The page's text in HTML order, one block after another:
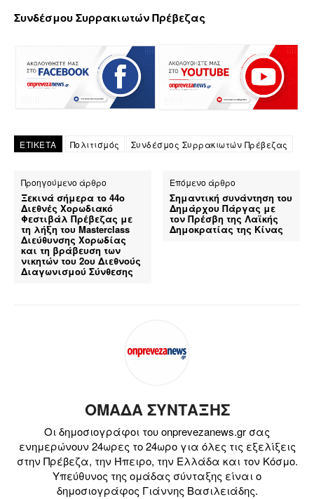
Συνδέσμου Συρρακιωτών Πρέβεζας
ΕΤΙΚΕΤΑ Πολιτισμός Συνδέσμος Συρρακιωτών Πρέβεζας
Προηγούμενο άρθρο
Ξεκινά σήμερα το 44ο
Διεθνές Χορωδιακό
Φεστιβάλ Πρέβεζας με
τη λήξη του Masterclass
Διεύθυνσης Χορωδίας
και τη βράβευση των
νικητών του 2ου Διεθνούς
Διαγωνισμού Σύνθεσης
Επόμενο άρθρο
Σημαντική συνάντηση του
Δημάρχου Πάργας με
τον Πρέσβη της Λαϊκής
Δημοκρατίας της Κίνας
ΟΜΑΔΑ ΣΥΝΤΑΞΗΣ
Οι δημοσιογράφοι του onprevezanews.gr σας
ενημερώνουν 24ωρες το 24ωρο για όλες τις εξελίξεις
στην Πρέβεζα, την Ήπειρο, την Ελλάδα και τον Κόσμο.
Υπεύθυνος της ομάδας σύνταξης είναι ο
δημοσιογράφος Γιάννης Βασιλειάδης.